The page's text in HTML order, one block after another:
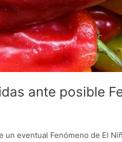
ante posible
eventual Fenómeno de El